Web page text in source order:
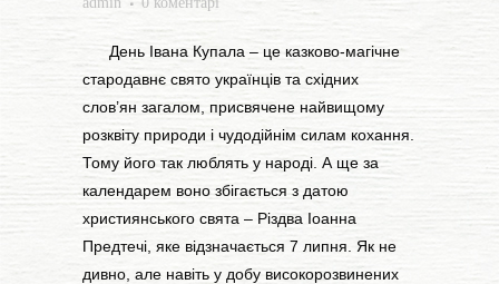
День Івана Купала – це казково-магічне
стародавнє свято українців та східних
слов’ян загалом, присвячене найвищому
розквіту природи і чудодійнім силам кохання.
Тому його так люблять у народі. А ще за
календарем воно збігається з датою
християнського свята – Різдва Іоанна
Предтечі, яке відзначається 7 липня. Як не
дивно, але навіть у добу високорозвинених